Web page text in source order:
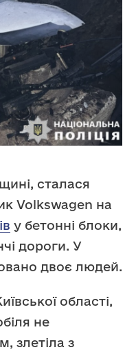
сталася
Volkswagen на
у бетонні блоки,
дороги. У
двоє людей.
області,
не
злетіла з